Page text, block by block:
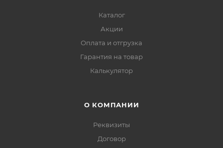
Каталог
Акции
Оплата и отгрузка
Гарантия на товар
Калькулятор
О КОМПАНИИ
Реквизиты
Договор